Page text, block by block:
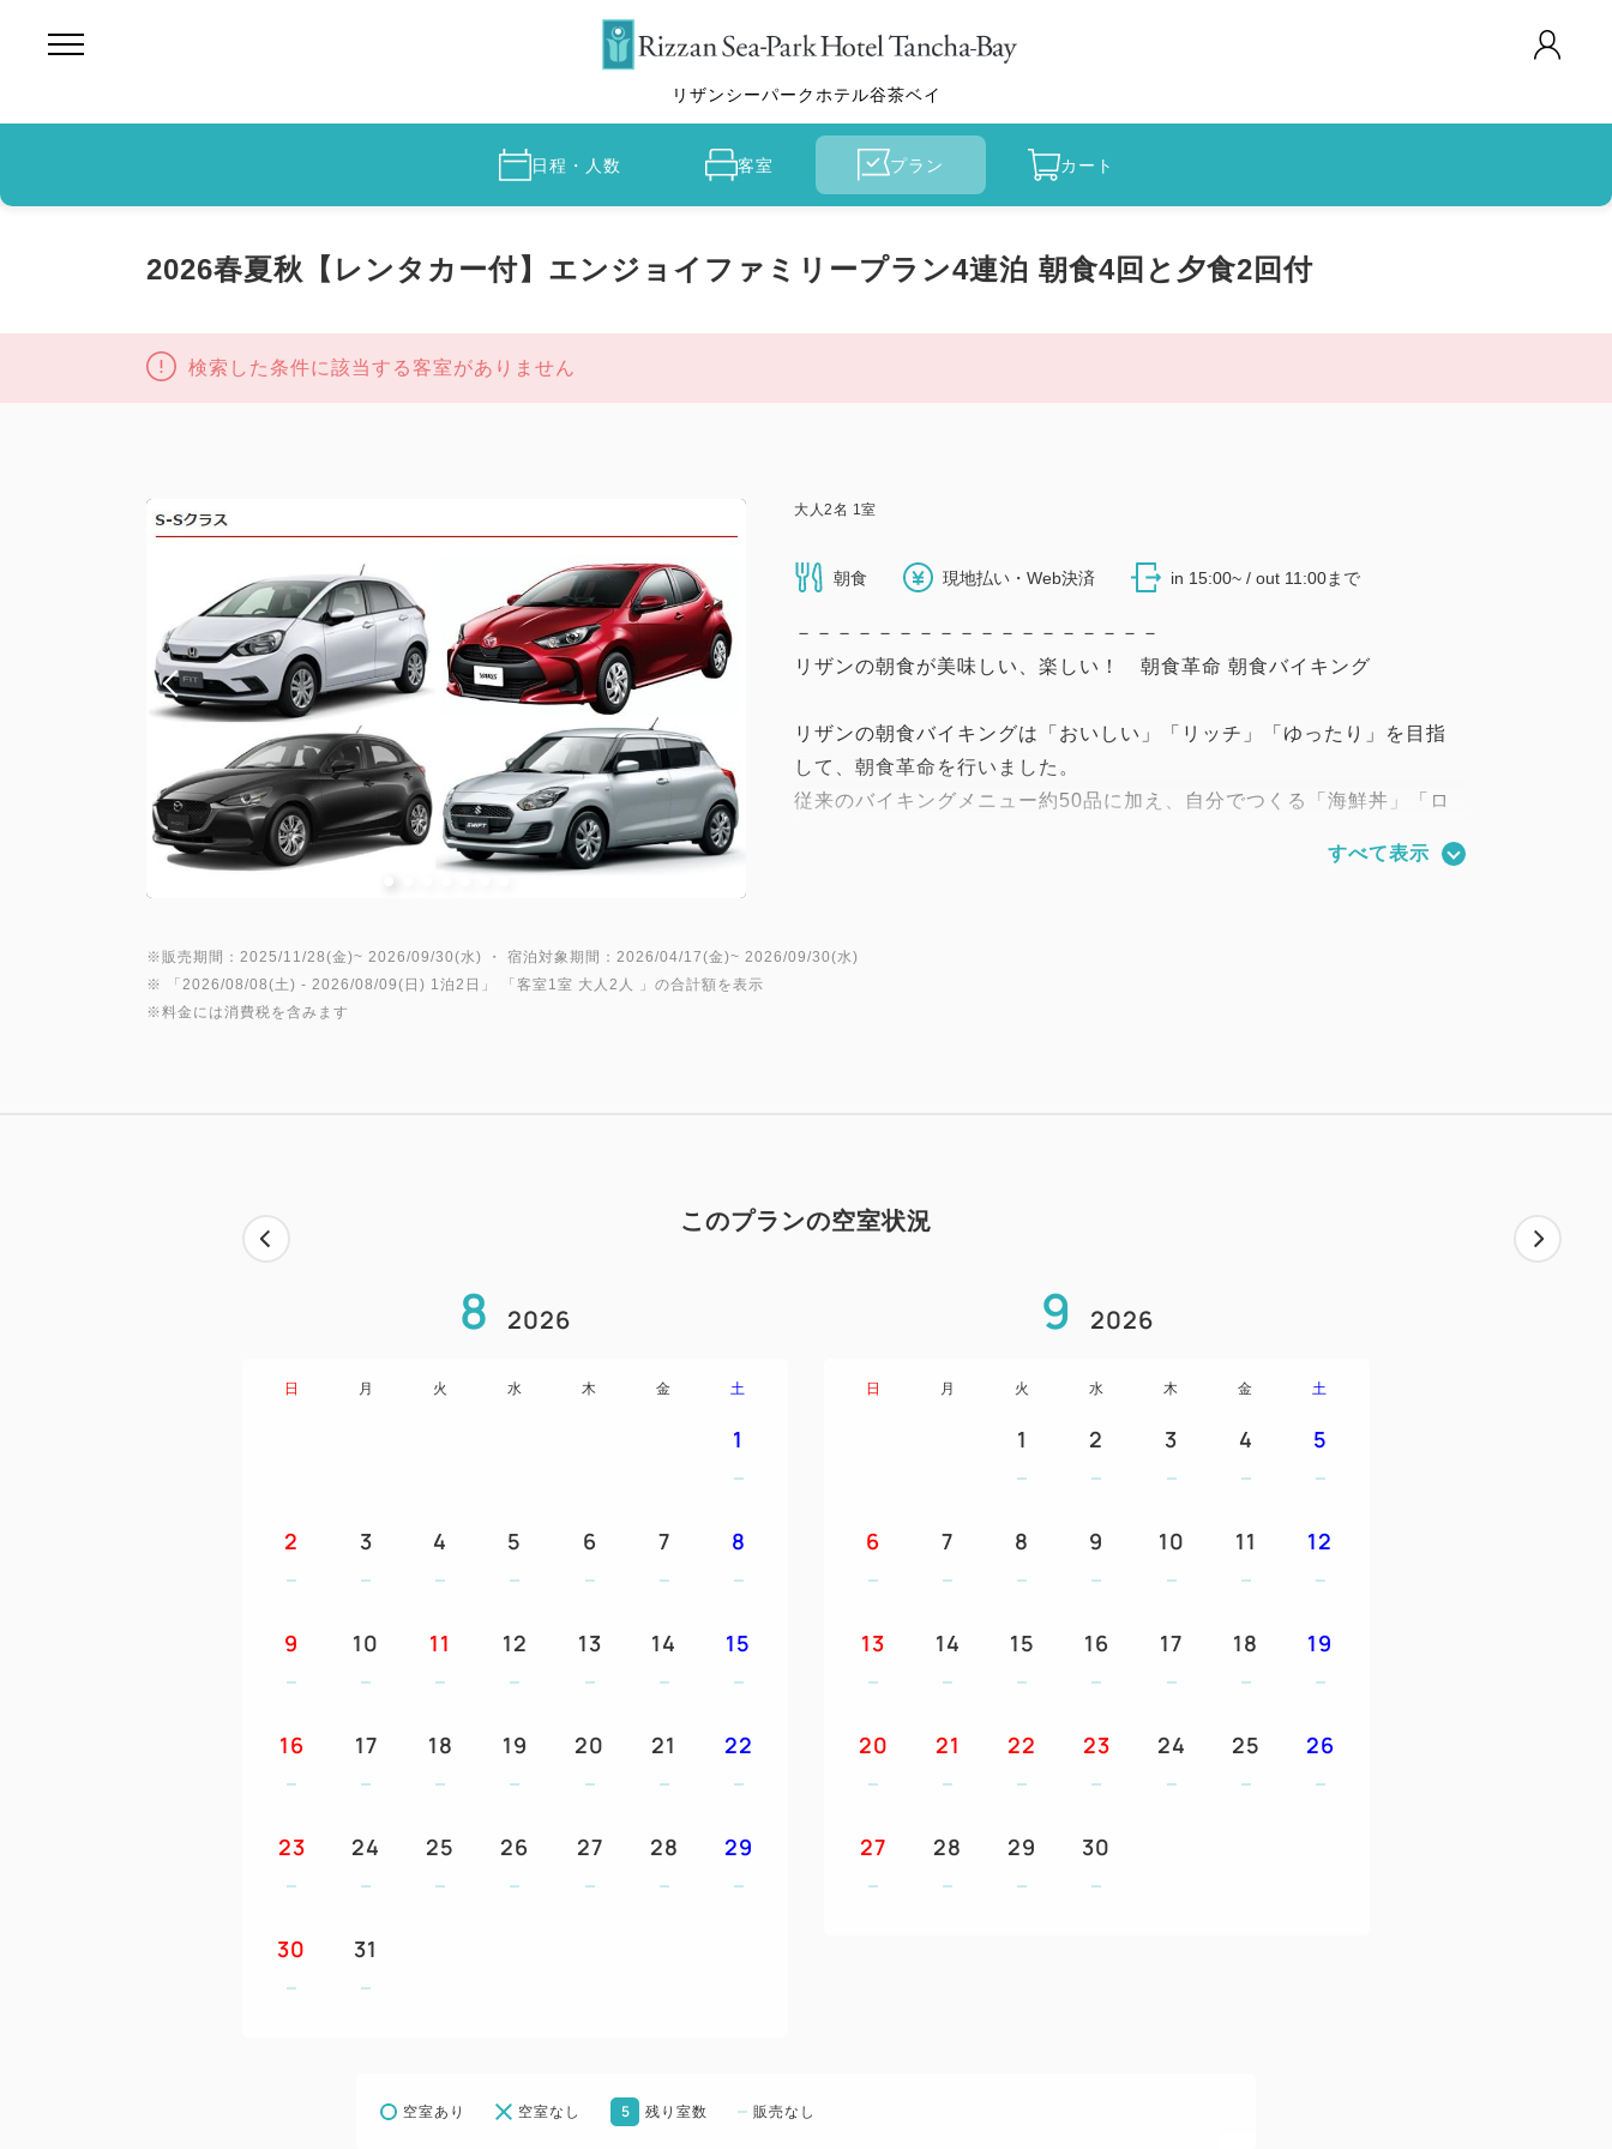
リザンシーパークホテル谷茶ベイ
日程・人数 客室 プラン カート
2026春夏秋【レンタカー付】エンジョイファミリープラン4連泊 朝食4回と夕食2回付
検索した条件に該当する客室がありません
大人2名 1室
朝食 現地払い・Web決済 in 15:00~ / out 11:00まで
－－－－－－－－－－－－－－－－－－
リザンの朝食が美味しい、楽しい！ 朝食革命 朝食バイキング
リザンの朝食バイキングは「おいしい」「リッチ」「ゆったり」を目指
して、朝食革命を行いました。
従来のバイキングメニュー約50品に加え、自分でつくる「海鮮丼」「ロ
リザンの朝食革命を是非お楽しみください！
お部屋
ドな「40㎡のデラックスルーム」、広々としたゆとりの「50㎡のコーナ
★部屋タイプによりダブルベッドのお部屋もございますので、ご予約時
★ご朝食は、和洋食バイキングをお楽しみください。
①レストランやマリンスポーツ、イベントにご利用いただけるエンジョ
③朝食券をランチ券としてもご利用いただけます。
Ⓑお子様マリングッズ1つ(うきわ、ライフジャケット)ご利用券をお一人
すべて表示
※販売期間：2025/11/28(金)~ 2026/09/30(水) ・ 宿泊対象期間：2026/04/17(金)~ 2026/09/30(水)
※ 「 2026/08/08(土) - 2026/08/09(日) 1泊2日 」 「 客室1室 大人2人
」の合計額を表示
※料金には消費税を含みます
このプランの空室状況
8 2026
日 月 火 水 木 金 土
1
2 3 4 5 6 7 8
9 10 11 12 13 14 15
16 17 18 19 20 21 22
23 24 25 26 27 28 29
30 31
9 2026
日 月 火 水 木 金 土
1 2 3 4 5
6 7 8 9 10 11 12
13 14 15 16 17 18 19
20 21 22 23 24 25 26
27 28 29 30
空室あり 空室なし 5 残り室数 販売なし